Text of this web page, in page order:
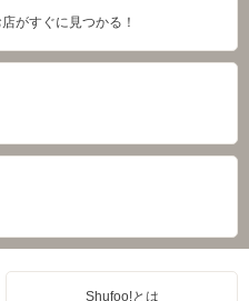
がすぐに見つかる！
Shufoo!とは